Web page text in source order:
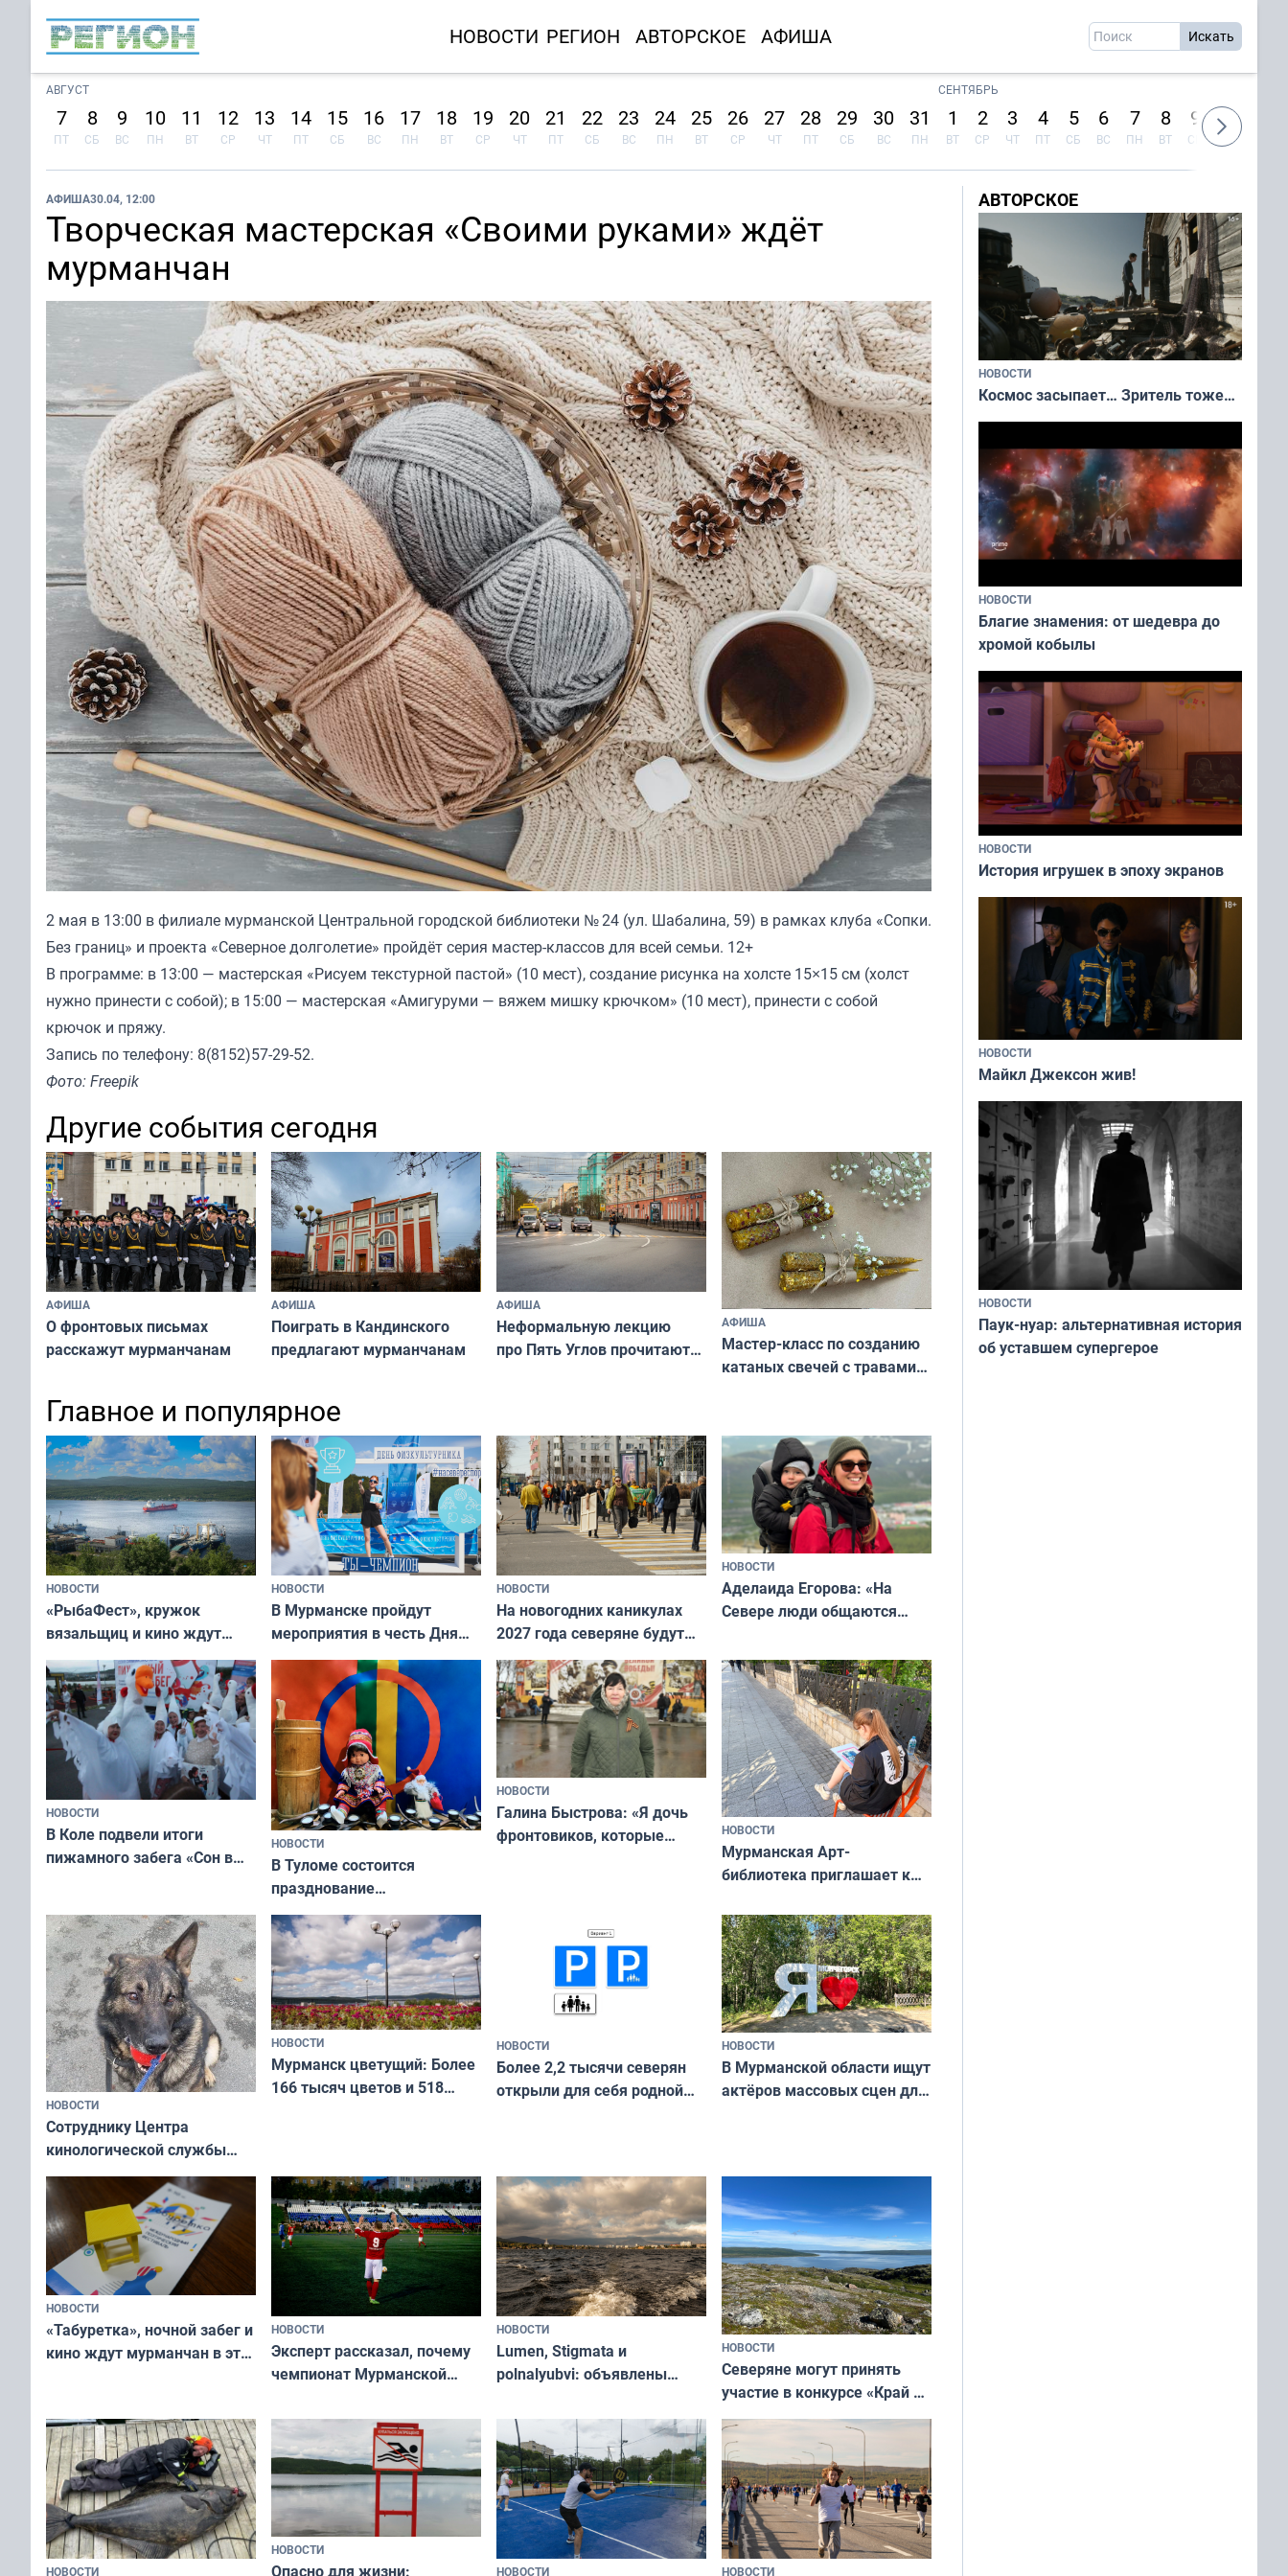
НОВОСТИ РЕГИОН АВТОРСКОЕ АФИША
АВГУСТ
7
ПТ
8
СБ
9
ВС
10
ПН
11
ВТ
12
СР
13
ЧТ
14
ПТ
15
СБ
16
ВС
17
ПН
18
ВТ
19
СР
20
ЧТ
21
ПТ
22
СБ
23
ВС
24
ПН
25
ВТ
26
СР
27
ЧТ
28
ПТ
29
СБ
30
ВС
31
ПН
СЕНТЯБРЬ
1
ВТ
2
СР
3
ЧТ
4
ПТ
5
СБ
6
ВС
7
ПН
8
ВТ
9
СР
10
ЧТ
АФИША30.04, 12:00
Творческая мастерская «Своими руками» ждёт
мурманчан
2 мая в 13:00 в филиале мурманской Центральной городской библиотеки № 24 (ул. Шабалина, 59) в рамках клуба «Сопки.
Без границ» и проекта «Северное долголетие» пройдёт серия мастер-классов для всей семьи. 12+
В программе: в 13:00 — мастерская «Рисуем текстурной пастой» (10 мест), создание рисунка на холсте 15×15 см (холст
нужно принести с собой); в 15:00 — мастерская «Амигуруми — вяжем мишку крючком» (10 мест), принести с собой
крючок и пряжу.
Запись по телефону: 8(8152)57-29-52.
Фото: Freepik
Другие события сегодня
АФИША
О фронтовых письмах
расскажут мурманчанам
АФИША
Поиграть в Кандинского
предлагают мурманчанам
АФИША
Неформальную лекцию
про Пять Углов прочитают
АФИША
Мастер-класс по созданию
катаных свечей с травами
Главное и популярное
НОВОСТИ
«РыбаФест», кружок
вязальщиц и кино ждут
мурманчан в эти выходные
НОВОСТИ
В Мурманске пройдут
мероприятия в честь Дня
физкультурника
НОВОСТИ
На новогодних каникулах
2027 года северяне будут
отдыхать 11 дней
НОВОСТИ
Аделаида Егорова: «На
Севере люди общаются
а потому что
ты им интересен»
НОВОСТИ
В Коле подвели итоги
пижамного забега «Сон в
НОВОСТИ
В Туломе состоится
празднование
Международного дня
коренных народов мира
НОВОСТИ
Галина Быстрова: «Я дочь
фронтовиков, которые
НОВОСТИ
Мурманская Арт-
библиотека приглашает к
и фотографов
НОВОСТИ
Сотруднику Центра
кинологической службы
ищут новый дом
НОВОСТИ
Мурманск цветущий: Более
166 тысяч цветов и 518
НОВОСТИ
Более 2,2 тысячи северян
открыли для себя родной
НОВОСТИ
В Мурманской области ищут
актёров массовых сцен для
НОВОСТИ
«Табуретка», ночной забег и
кино ждут мурманчан в эти
НОВОСТИ
Эксперт рассказал, почему
чемпионат Мурманской
незамеченным
НОВОСТИ
Lumen, Stigmata и
polnalyubvi: объявлены
«Имандра» в 2026 года
НОВОСТИ
Северяне могут принять
участие в конкурсе «Край у
северной границы: фотогид
по Печенгскому округу»
НОВОСТИ
НОВОСТИ
Опасно для жизни: НОВОСТИ НОВОСТИ
АВТОРСКОЕ
НОВОСТИ
Космос засыпает… Зритель тоже…
НОВОСТИ
Благие знамения: от шедевра до
хромой кобылы
НОВОСТИ
История игрушек в эпоху экранов
НОВОСТИ
Майкл Джексон жив!
НОВОСТИ
Паук-нуар: альтернативная история
об уставшем супергерое